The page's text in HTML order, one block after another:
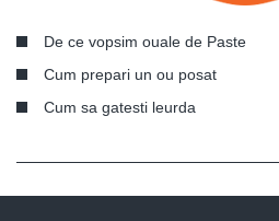
De ce vopsim ouale de Paste
Cum prepari un ou posat
Cum sa gatesti leurda